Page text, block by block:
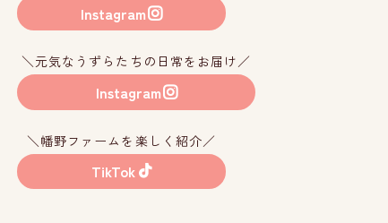
Instagram
＼元気なうずらたちの日常をお届け／
Instagram
＼幡野ファームを楽しく紹介／
TikTok